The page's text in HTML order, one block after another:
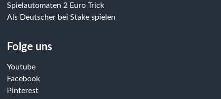
Spielautomaten 2 Euro Trick
Als Deutscher bei Stake spielen
Folge uns
Youtube
Facebook
Pinterest